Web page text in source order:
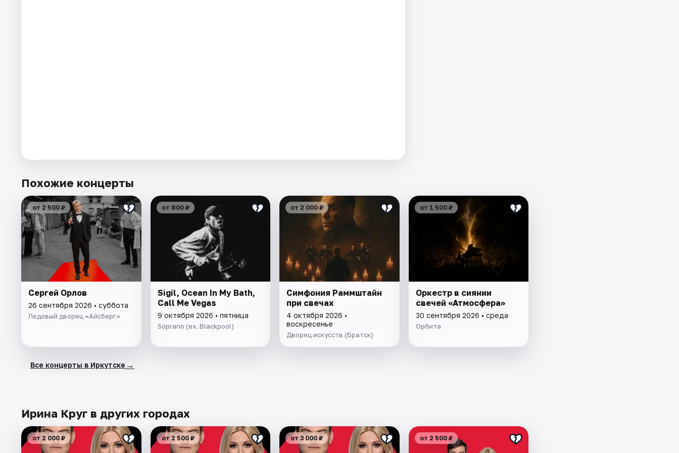
Похожие концерты
от 2 500 ₽
Сергей Орлов
26 сентября 2026 • суббота
Ледовый дворец «Айсберг»
от 800 ₽
Sigil, Ocean In My Bath,
Call Me Vegas
9 октября 2026 • пятница
Soprano (ex. Blackpool)
от 2 000 ₽
Симфония Раммштайн
при свечах
4 октября 2026 •
воскресенье
Дворец искусств (Братск)
от 1 500 ₽
Оркестр в сиянии
свечей «Атмосфера»
30 сентября 2026 • среда
Орбита
Все концерты в Иркутске →
Ирина Круг в других городах
от 2 000 ₽ от 2 500 ₽ от 3 000 ₽ от 2 500 ₽